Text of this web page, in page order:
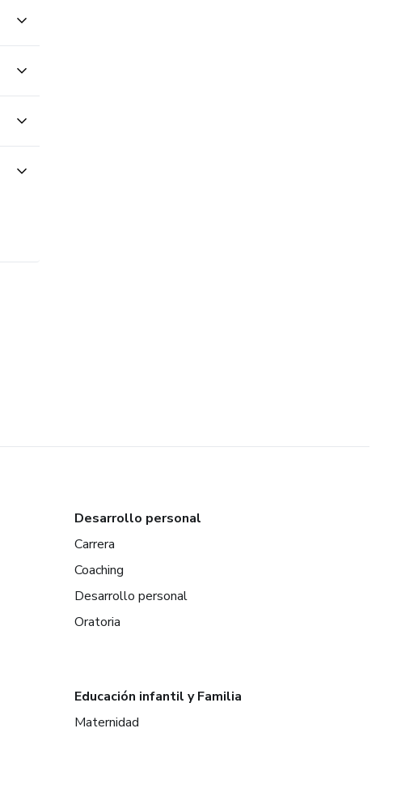
Desarrollo personal
Carrera
Coaching
Desarrollo personal
Oratoria
Educación infantil y Familia
Maternidad